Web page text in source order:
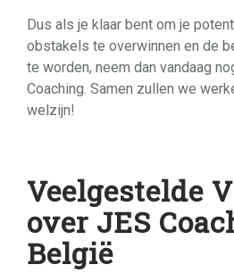
Dus als je klaar bent om je
obstakels te overwinnen en de
te worden, neem dan vandaag
Coaching. Samen zullen we
welzijn!
Veelgestelde
over JES
België